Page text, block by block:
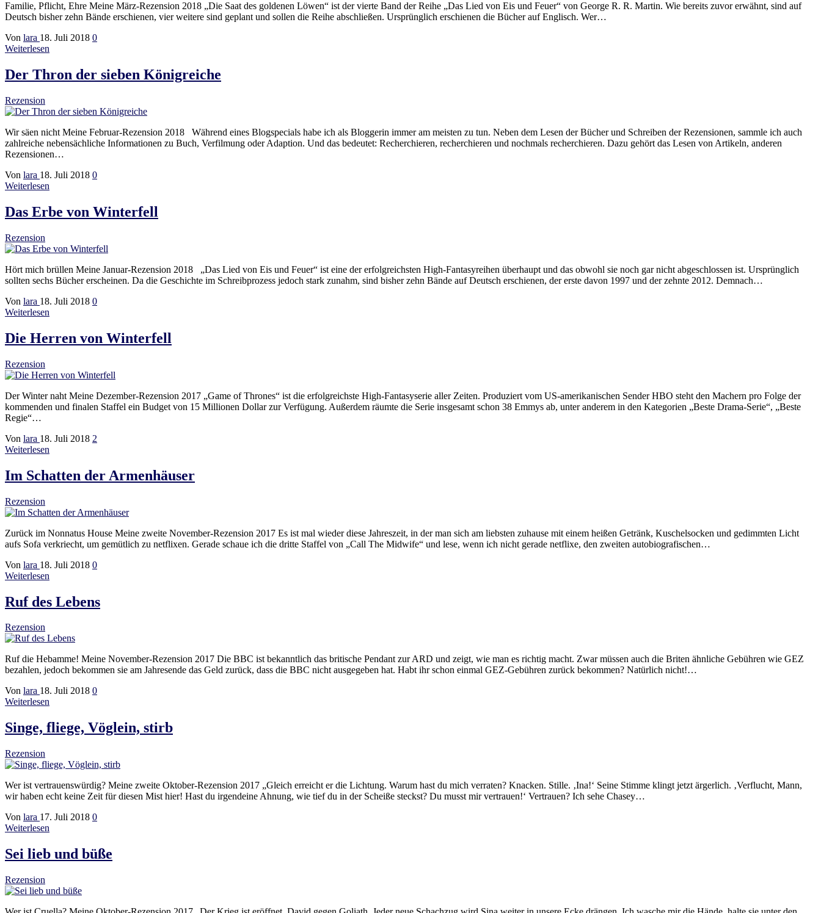
Familie, Pflicht, Ehre Meine März-Rezension 2018 „Die Saat des goldenen Löwen“ ist der vierte Band der Reihe „Das Lied von Eis und Feuer“ von George R. R. Martin. Wie bereits zuvor erwähnt, sind auf
Deutsch bisher zehn Bände erschienen, vier weitere sind geplant und sollen die Reihe abschließen. Ursprünglich erschienen die Bücher auf Englisch. Wer…
Von lara 18. Juli 2018 0
Weiterlesen
Der Thron der sieben Königreiche
Rezension
Wir säen nicht Meine Februar-Rezension 2018 Während eines Blogspecials habe ich als Bloggerin immer am meisten zu tun. Neben dem Lesen der Bücher und Schreiben der Rezensionen, sammle ich auch
zahlreiche nebensächliche Informationen zu Buch, Verfilmung oder Adaption. Und das bedeutet: Recherchieren, recherchieren und nochmals recherchieren. Dazu gehört das Lesen von Artikeln, anderen
Rezensionen…
Von lara 18. Juli 2018 0
Weiterlesen
Das Erbe von Winterfell
Rezension
Hört mich brüllen Meine Januar-Rezension 2018 „Das Lied von Eis und Feuer“ ist eine der erfolgreichsten High-Fantasyreihen überhaupt und das obwohl sie noch gar nicht abgeschlossen ist. Ursprünglich
sollten sechs Bücher erscheinen. Da die Geschichte im Schreibprozess jedoch stark zunahm, sind bisher zehn Bände auf Deutsch erschienen, der erste davon 1997 und der zehnte 2012. Demnach…
Von lara 18. Juli 2018 0
Weiterlesen
Die Herren von Winterfell
Rezension
Der Winter naht Meine Dezember-Rezension 2017 „Game of Thrones“ ist die erfolgreichste High-Fantasyserie aller Zeiten. Produziert vom US-amerikanischen Sender HBO steht den Machern pro Folge der
kommenden und finalen Staffel ein Budget von 15 Millionen Dollar zur Verfügung. Außerdem räumte die Serie insgesamt schon 38 Emmys ab, unter anderem in den Kategorien „Beste Drama-Serie“, „Beste
Regie“…
Von lara 18. Juli 2018 2
Weiterlesen
Im Schatten der Armenhäuser
Rezension
Zurück im Nonnatus House Meine zweite November-Rezension 2017 Es ist mal wieder diese Jahreszeit, in der man sich am liebsten zuhause mit einem heißen Getränk, Kuschelsocken und gedimmten Licht
aufs Sofa verkriecht, um gemütlich zu netflixen. Gerade schaue ich die dritte Staffel von „Call The Midwife“ und lese, wenn ich nicht gerade netflixe, den zweiten autobiografischen…
Von lara 18. Juli 2018 0
Weiterlesen
Ruf des Lebens
Rezension
Ruf die Hebamme! Meine November-Rezension 2017 Die BBC ist bekanntlich das britische Pendant zur ARD und zeigt, wie man es richtig macht. Zwar müssen auch die Briten ähnliche Gebühren wie GEZ
bezahlen, jedoch bekommen sie am Jahresende das Geld zurück, dass die BBC nicht ausgegeben hat. Habt ihr schon einmal GEZ-Gebühren zurück bekommen? Natürlich nicht!…
Von lara 18. Juli 2018 0
Weiterlesen
Singe, fliege, Vöglein, stirb
Rezension
Wer ist vertrauenswürdig? Meine zweite Oktober-Rezension 2017 „Gleich erreicht er die Lichtung. Warum hast du mich verraten? Knacken. Stille. ‚Ina!‘ Seine Stimme klingt jetzt ärgerlich. ‚Verflucht, Mann,
wir haben echt keine Zeit für diesen Mist hier! Hast du irgendeine Ahnung, wie tief du in der Scheiße steckst? Du musst mir vertrauen!‘ Vertrauen? Ich sehe Chasey…
Von lara 17. Juli 2018 0
Weiterlesen
Sei lieb und büße
Rezension